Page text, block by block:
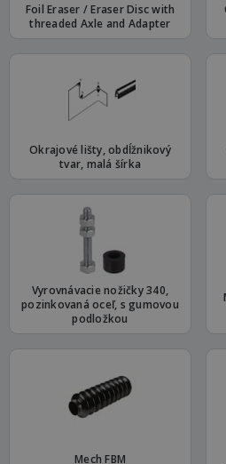
Foil Eraser / Eraser Disc with
threaded Axle and Adapter
Okrajové lišty, obdĺžnikový
tvar, malá šírka
Vyrovnávacie nožičky 340,
pozinkovaná oceľ, s gumovou
podložkou
Mech FBM